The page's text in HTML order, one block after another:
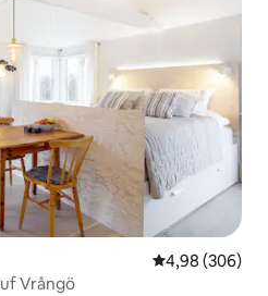
4,98 (306)
Vrångö